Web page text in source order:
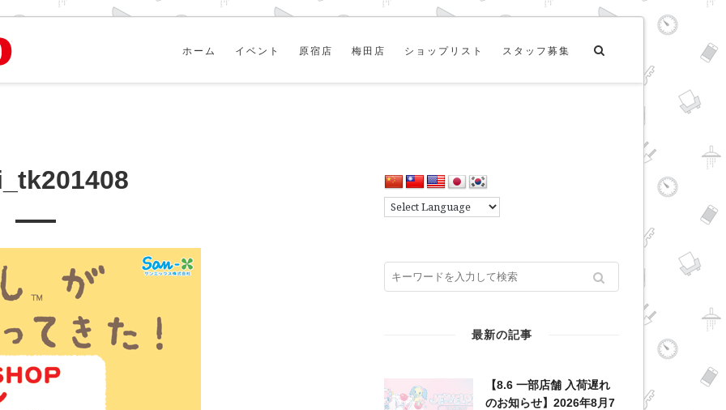
ホーム イベント 原宿店 梅田店 ショップリスト スタッフ募集
最新の記事
【8.6 一部店舗 入荷遅れ
のお知らせ】2026年8月7